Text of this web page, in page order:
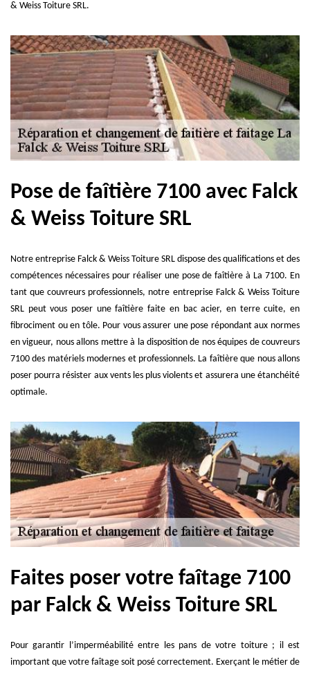
& Weiss Toiture SRL.
Pose de faîtière 7100 avec Falck
& Weiss Toiture SRL
Notre entreprise Falck & Weiss Toiture SRL dispose des qualifications et des
compétences nécessaires pour réaliser une pose de faîtière à La 7100. En
tant que couvreurs professionnels, notre entreprise Falck & Weiss Toiture
SRL peut vous poser une faîtière faite en bac acier, en terre cuite, en
fibrociment ou en tôle. Pour vous assurer une pose répondant aux normes
en vigueur, nous allons mettre à la disposition de nos équipes de couvreurs
7100 des matériels modernes et professionnels. La faîtière que nous allons
poser pourra résister aux vents les plus violents et assurera une étanchéité
optimale.
Faites poser votre faîtage 7100
par Falck & Weiss Toiture SRL
Pour garantir l’imperméabilité entre les pans de votre toiture ; il est
important que votre faîtage soit posé correctement. Exerçant le métier de